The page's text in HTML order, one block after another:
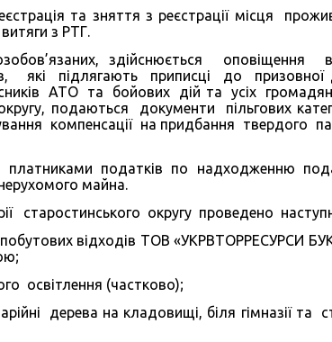
та зняття з реєстрації місця
з РТГ.
здійснюється оповіщення
які підлягають приписці до призовної
АТО та бойових дій та усіх
подаються документи пільгових
компенсації на придбання твердого
платниками податків по надходженню
майна.
старостинського округу проведено
побутових відходів ТОВ «УКРВТОРРЕСУРСИ
освітлення (частково);
дерева на кладовищі, біля гімназії та